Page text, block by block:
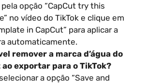
opção “CapCut try this
no vídeo do TikTok e clique em
in CapCut” para aplicar a
automaticamente.
remover a marca d’água do
ao exportar para o TikTok?
a opção “Save and